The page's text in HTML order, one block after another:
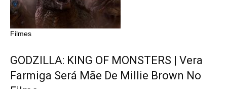
Filmes
GODZILLA: KING OF MONSTERS | Vera
Farmiga Será Mãe De Millie Brown No